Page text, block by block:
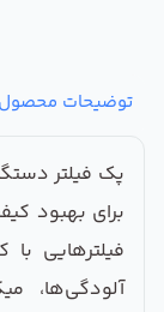
توضیحات محصول
پک فیلتر
برای بهبود
فیلترهایی
آلودگی‌ها،